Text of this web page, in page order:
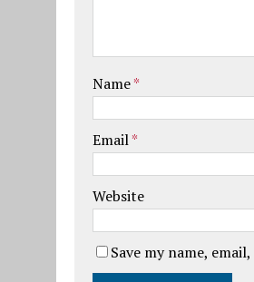
Name*
Email*
Website
Save my name,